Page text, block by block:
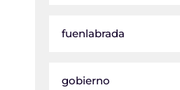
fuenlabrada
gobierno